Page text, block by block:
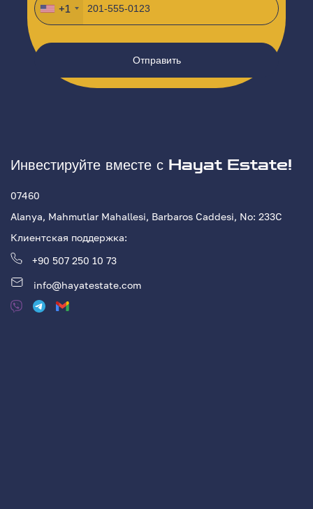
+1
Инвестируйте вместе с Hayat Estate!
07460
Alanya, Mahmutlar Mahallesi, Barbaros Caddesi, No: 233С
Клиентская поддержка:
+90 507 250 10 73
info@hayatestate.com